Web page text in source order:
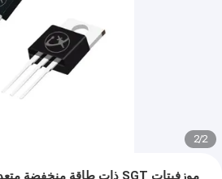
2
/
2